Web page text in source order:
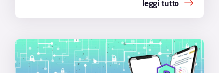
leggi tutto